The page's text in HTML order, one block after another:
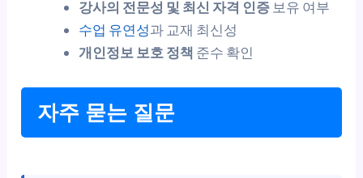
강사의 전문성 및 최신 자격 인증보유 여부
수업 유연성과 교재 최신성
개인정보 보호 정책 준수 확인
자주 묻는 질문